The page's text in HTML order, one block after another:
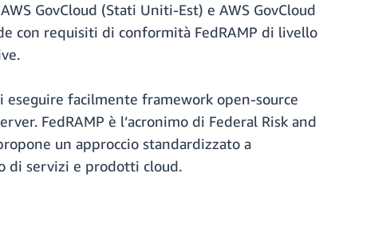
GovCloud (Stati Uniti-Est) e AWS GovCloud
con requisiti di conformità FedRAMP di livello
eseguire facilmente framework open-source
FedRAMP è l’acronimo di Federal Risk and
un approccio standardizzato a
di servizi e prodotti cloud.